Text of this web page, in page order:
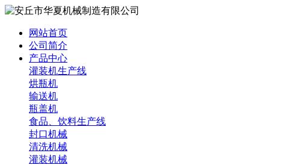
网站首页
公司简介
产品中心
灌装机生产线
烘瓶机
输送机
瓶盖机
食品、饮料生产线
封口机械
清洗机械
灌装机械